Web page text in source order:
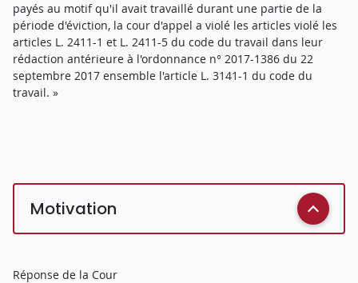
payés au motif qu'il avait travaillé durant une partie de la
période d'éviction, la cour d'appel a violé les articles violé les
articles L. 2411-1 et L. 2411-5 du code du travail dans leur
rédaction antérieure à l'ordonnance n° 2017-1386 du 22
septembre 2017 ensemble l'article L. 3141-1 du code du
travail. »
Motivation
Réponse de la Cour